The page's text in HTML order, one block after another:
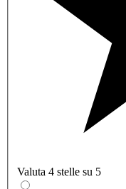
Valuta 4 stelle su 5